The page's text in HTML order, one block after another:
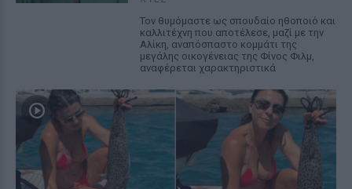
Τον θυμόμαστε ως σπουδαίο ηθοποιό και
καλλιτέχνη που αποτέλεσε, μαζί με την
Αλίκη, αναπόσπαστο κομμάτι της
μεγάλης οικογένειας της Φίνος Φιλμ,
αναφέρεται χαρακτηριστικά